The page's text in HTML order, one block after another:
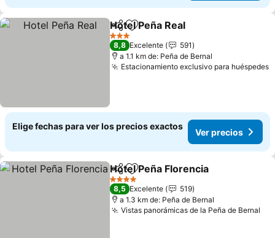
CompartirAgregar a favoritos
Hotel Peña Real
3 Estrellas
8,8 Excelente
591
a 1.1 km de: Peña de Bernal
Estacionamiento exclusivo para huéspedes
Elige fechas para ver los precios exactos
Ver precios
CompartirAgregar a favoritos
Hotel Peña Florencia
4 Estrellas
8,5 Excelente
519
a 1.3 km de: Peña de Bernal
Vistas panorámicas de la Peña de Bernal